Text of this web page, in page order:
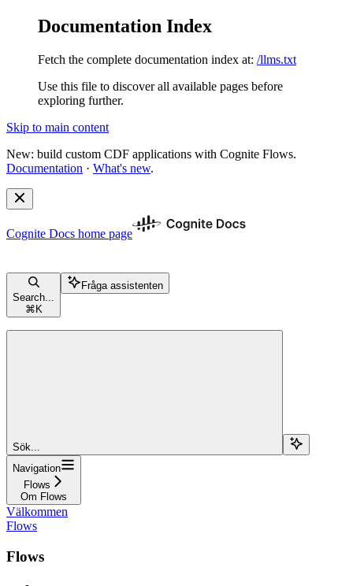
Documentation Index
Fetch the complete documentation index at: /llms.txt
Use this file to discover all available pages before
exploring further.
Skip to main content
New: build custom CDF applications with Cognite Flows.
Documentation · What's new.
Cognite Docs home page
Search...
⌘ K
Fråga assistenten
Sök...
Navigation
Flows
Om Flows
Välkommen
Flows
Flows